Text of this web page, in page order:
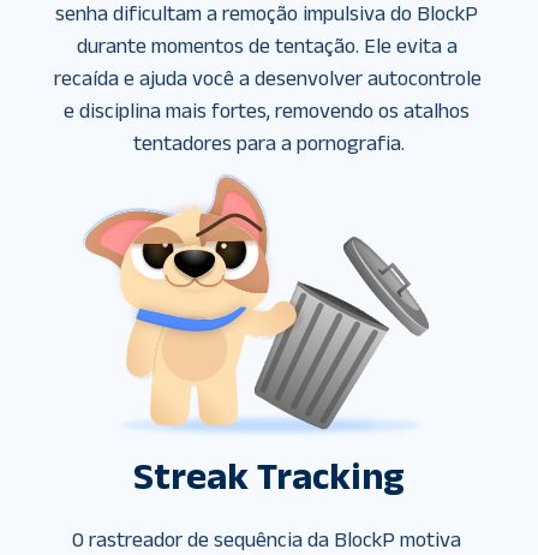
senha dificultam a remoção impulsiva do BlockP
durante momentos de tentação. Ele evita a
recaída e ajuda você a desenvolver autocontrole
e disciplina mais fortes, removendo os atalhos
tentadores para a pornografia.
Streak Tracking
O rastreador de sequência da BlockP motiva